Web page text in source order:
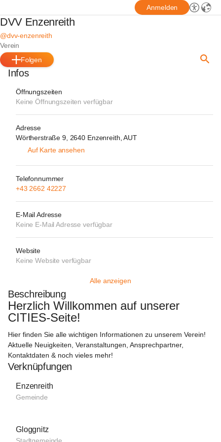
Anmelden
DVV Enzenreith
@dvv-enzenreith
Verein
Folgen
Infos
Öffnungszeiten
Keine Öffnungszeiten verfügbar
Adresse
Wörtherstraße 9, 2640 Enzenreith, AUT
Auf Karte ansehen
Telefonnummer
+43 2662 42227
E-Mail Adresse
Keine E-Mail Adresse verfügbar
Website
Keine Website verfügbar
Alle anzeigen
Beschreibung
Herzlich Willkommen auf unserer
CITIES-Seite!
Hier finden Sie alle wichtigen Informationen zu unserem Verein!
Aktuelle Neuigkeiten, Veranstaltungen, Ansprechpartner,
Kontaktdaten & noch vieles mehr!
Verknüpfungen
Enzenreith
Gemeinde
Gloggnitz